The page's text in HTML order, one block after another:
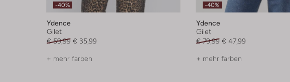
-40%
Ydence
Gilet
€ 59,99 € 35,99
+ mehr farben
-40%
Ydence
Gilet
€ 79,99 € 47,99
+ mehr farben